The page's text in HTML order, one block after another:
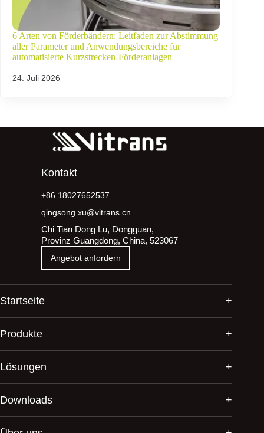
6 Arten von Förderbändern: Leitfaden zur Abstimmung
aller Parameter und Anwendungsbereiche für
automatisierte Kurzstrecken-Förderanlagen
24. Juli 2026
Kontakt
+86 18027652537
qingsong.xu@vitrans.cn
Chi Tian Dong Lu, Dongguan,
Provinz Guangdong, China, 523067
Angebot anfordern
Startseite
Produkte
Lösungen
Downloads